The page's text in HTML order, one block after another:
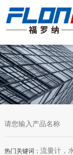
热门关键词： 流量计，水质检测仪